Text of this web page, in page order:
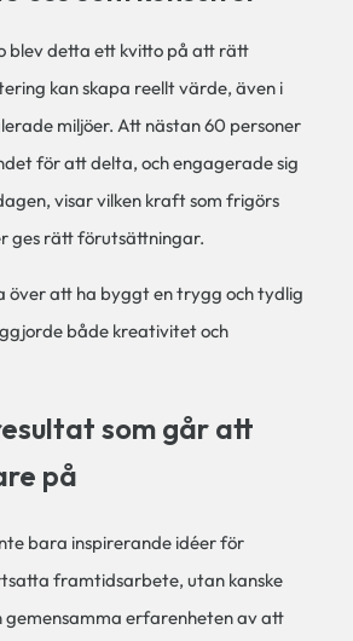
blev detta ett kvitto på att rätt
kan skapa reellt värde, även i
miljöer. Att nästan 60 personer
för att delta, och engagerade sig
visar vilken kraft som frigörs
ges rätt förutsättningar.
över att ha byggt en trygg och tydlig
både kreativitet och
som går att
på
bara inspirerande idéer för
framtidsarbete, utan kanske
gemensamma erfarenheten av att